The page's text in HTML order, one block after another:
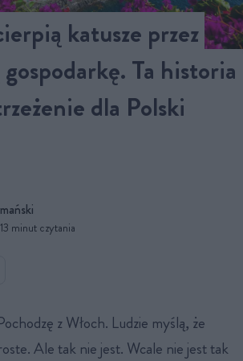
katusze przez
Ta historia
dla Polski
13 minut czytania
Ale tak nie jest. Wcale nie jest tak